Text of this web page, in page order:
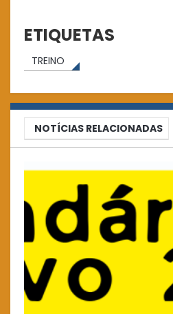
ETIQUETAS
TREINO
NOTÍCIAS RELACIONADAS